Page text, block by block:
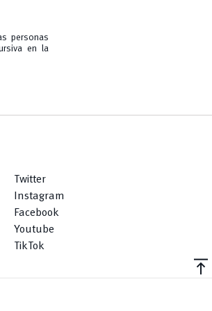
personas
en la
Twitter
Instagram
Facebook
Youtube
TikTok
vertical_align_top